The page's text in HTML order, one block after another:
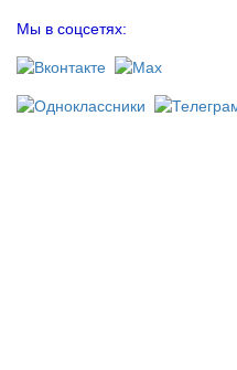
Мы в соцсетях: